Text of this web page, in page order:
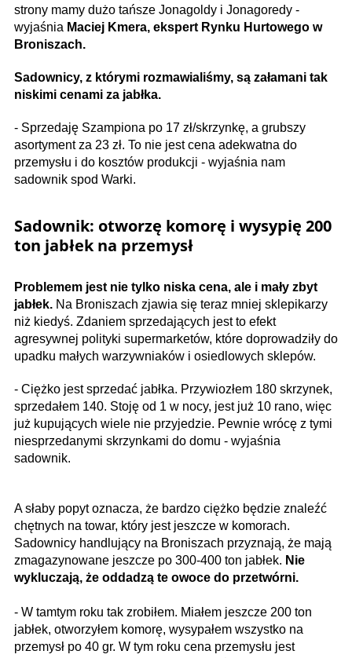
strony mamy dużo tańsze Jonagoldy i Jonagoredy -
wyjaśnia Maciej Kmera, ekspert Rynku Hurtowego w
Broniszach.
Sadownicy, z którymi rozmawialiśmy, są załamani tak
niskimi cenami za jabłka.
- Sprzedaję Szampiona po 17 zł/skrzynkę, a grubszy
asortyment za 23 zł. To nie jest cena adekwatna do
przemysłu i do kosztów produkcji - wyjaśnia nam
sadownik spod Warki.
Sadownik: otworzę komorę i wysypię 200
ton jabłek na przemysł
Problemem jest nie tylko niska cena, ale i mały zbyt
jabłek. Na Broniszach zjawia się teraz mniej sklepikarzy
niż kiedyś. Zdaniem sprzedających jest to efekt
agresywnej polityki supermarketów, które doprowadziły do
upadku małych warzywniaków i osiedlowych sklepów.
- Ciężko jest sprzedać jabłka. Przywiozłem 180 skrzynek,
sprzedałem 140. Stoję od 1 w nocy, jest już 10 rano, więc
już kupujących wiele nie przyjedzie. Pewnie wrócę z tymi
niesprzedanymi skrzynkami do domu - wyjaśnia
sadownik.
A słaby popyt oznacza, że bardzo ciężko będzie znaleźć
chętnych na towar, który jest jeszcze w komorach.
Sadownicy handlujący na Broniszach przyznają, że mają
zmagazynowane jeszcze po 300-400 ton jabłek. Nie
wykluczają, że oddadzą te owoce do przetwórni.
- W tamtym roku tak zrobiłem. Miałem jeszcze 200 ton
jabłek, otworzyłem komorę, wysypałem wszystko na
przemysł po 40 gr. W tym roku cena przemysłu jest